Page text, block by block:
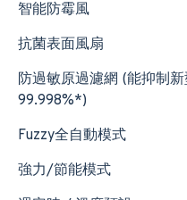
智能防霉風
抗菌表面風扇
防過敏原過濾網 (能抑制
99.998%*)
Fuzzy全自動模式
強力/節能模式